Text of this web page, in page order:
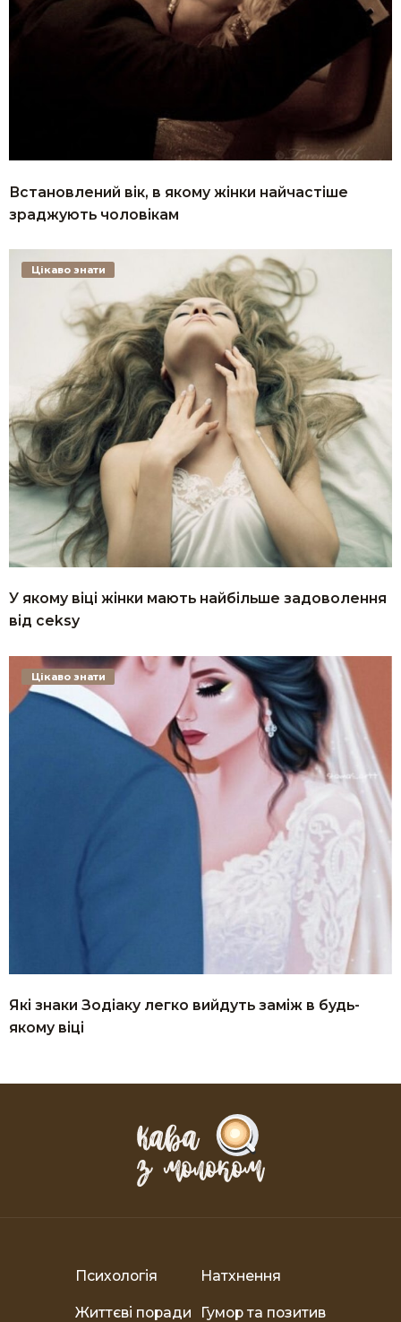
Встановлений вік, в якому жінки найчастіше
зраджують чоловікам
У якому віці жінки мають найбільше задоволення
від сеksу
Цікаво знати
Які знаки Зодіаку легко вийдуть заміж в будь-
якому віці
Цікаво знати
Психологія Натхнення
Життєві поради Гумор та позитив